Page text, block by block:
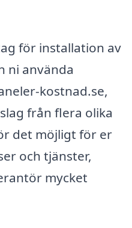
för installation av
ni använda
kostnad.se,
från flera olika
det möjligt för er
och tjänster,
mycket